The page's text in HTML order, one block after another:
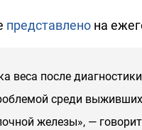
представлено на
веса после
среди
железы», —